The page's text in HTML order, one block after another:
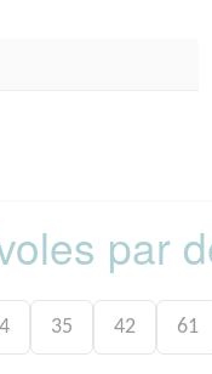
par
35 42 61